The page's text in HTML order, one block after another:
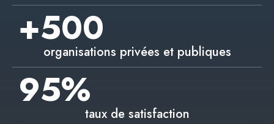
+500
organisations privées et publiques
95%
taux de satisfaction